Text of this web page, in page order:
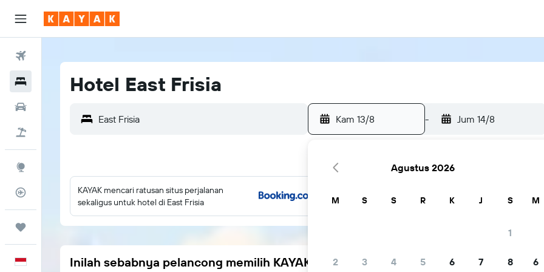
Pantau Pesawat
Bahasa Indonesia
Hotel East Frisia
East Frisia Kam 13/8 - Jum 14/8
KAYAK mencari ratusan situs perjalanan
sekaligus untuk hotel di East Frisia
Inilah sebabnya pelancong memilih KAYAK
Agustus 2026
M S S R K J S
1
2 3 4 5 6 7 8
M
6